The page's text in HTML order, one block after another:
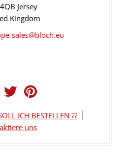
4QB Jersey
Kingdom
sales@bloch.eu
ICH BESTELLEN ??
uns